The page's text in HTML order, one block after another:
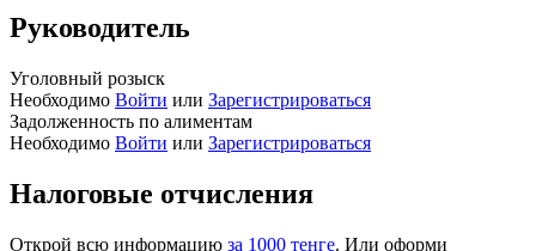
Руководитель
Уголовный розыск
Необходимо Войти или Зарегистрироваться
Задолженность по алиментам
Необходимо Войти или Зарегистрироваться
Налоговые отчисления
Открой всю информацию за 1000 тенге. Или оформи